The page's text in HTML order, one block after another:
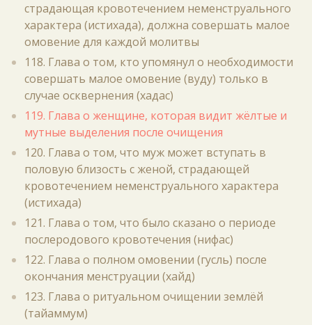
страдающая кровотечением неменструального
характера (истихада), должна совершать малое
омовение для каждой молитвы
118. Глава о том, кто упомянул о необходимости
совершать малое омовение (вуду) только в
случае осквернения (хадас)
119. Глава о женщине, которая видит жёлтые и
мутные выделения после очищения
120. Глава о том, что муж может вступать в
половую близость с женой, страдающей
кровотечением неменструального характера
(истихада)
121. Глава о том, что было сказано о периоде
послеродового кровотечения (нифас)
122. Глава о полном омовении (гусль) после
окончания менструации (хайд)
123. Глава о ритуальном очищении землёй
(тайаммум)